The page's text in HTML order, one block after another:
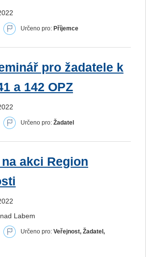
Určeno pro: Příjemce
pro žadatele k
a 142 OPZ
Určeno pro: Žadatel
akci Region
Labem
Určeno pro: Veřejnost, Žadatel,